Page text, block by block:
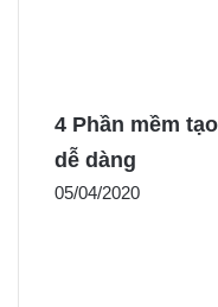
4 Phần mềm
dễ dàng
05/04/2020